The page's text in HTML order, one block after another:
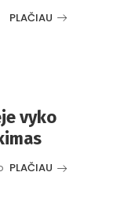
PLAČIAU
vyko
PLAČIAU